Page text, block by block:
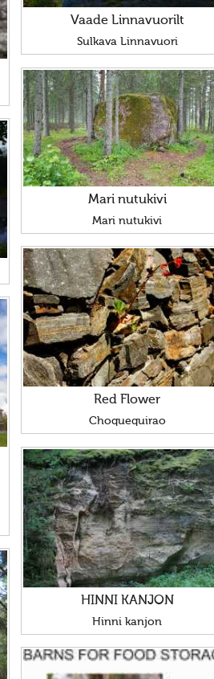
Vaade Linnavuorilt
Sulkava Linnavuori
Mari nutukivi
Mari nutukivi
Red Flower
Choquequirao
HINNI KANJON
Hinni kanjon